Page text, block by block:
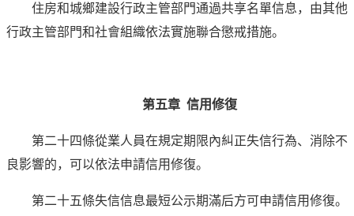
住房和城鄉建設行政主管部門通過共享名單信息，由其他
行政主管部門和社會組織依法實施聯合懲戒措施。
第五章 信用修復
第二十四條從業人員在規定期限內糾正失信行為、消除不
良影響的，可以依法申請信用修復。
第二十五條失信信息最短公示期滿后方可申請信用修復。